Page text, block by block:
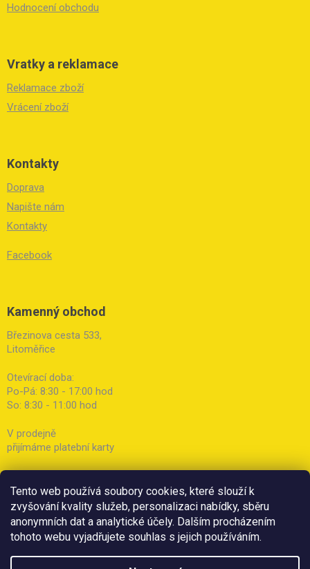
Tento web používá soubory cookies, které slouží k
zvyšování kvality služeb, personalizaci nabídky, sběru
anonymních dat a analytické účely. Dalším procházením
tohoto webu vyjadřujete souhlas s jejich používáním.
Hodnocení obchodu
Vratky a reklamace
Reklamace zboží
Vrácení zboží
Kontakty
Doprava
Napište nám
Kontakty
Facebook
Kamenný obchod
Březinova cesta 533,
Litoměřice
Otevírací doba:
Po-Pá: 8:30 - 17:00 hod
So: 8:30 - 11:00 hod
V prodejně
přijímáme platební karty